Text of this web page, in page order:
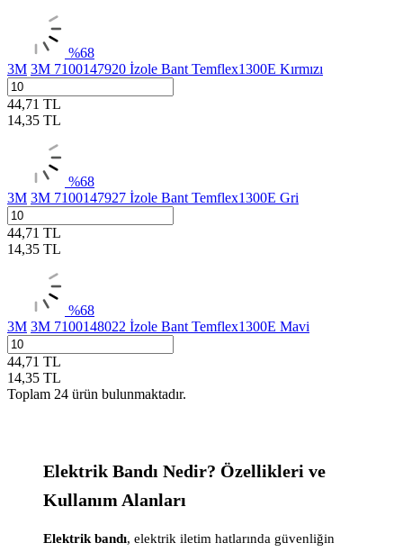
%68
3M 3M 7100147920 İzole Bant Temflex1300E Kırmızı
44,71 TL
14,35 TL
%68
3M 3M 7100147927 İzole Bant Temflex1300E Gri
44,71 TL
14,35 TL
%68
3M 3M 7100148022 İzole Bant Temflex1300E Mavi
44,71 TL
14,35 TL
Toplam 24 ürün bulunmaktadır.
Elektrik Bandı Nedir? Özellikleri ve
Kullanım Alanları
Elektrik bandı, elektrik iletim hatlarında güvenliğin